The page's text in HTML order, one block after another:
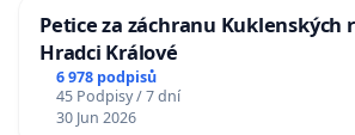
Petice za záchranu Kuklenských
Hradci Králové
6 978 podpisů
45 Podpisy / 7 dní
30 Jun 2026